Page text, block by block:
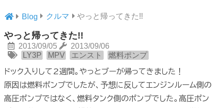
Blog クルマ やっと帰ってきた!!
やっと帰ってきた!!
2013/09/05
2013/09/06
LY3P
MPV エンスト 燃料ポンプ
ドック入りして2週間。やっとブーが帰ってきました！
原因は燃料ポンプでしたが、予想に反してエンジンルーム側の
高圧ポンプではなく、燃料タンク側のポンプでした。高圧ポン